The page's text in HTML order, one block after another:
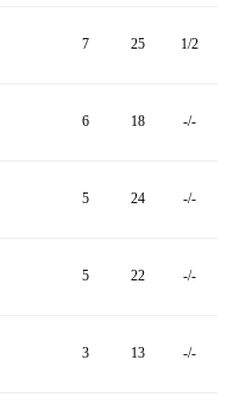
7 25 1/2
6 18 -/-
5 24 -/-
5 22 -/-
3 13 -/-